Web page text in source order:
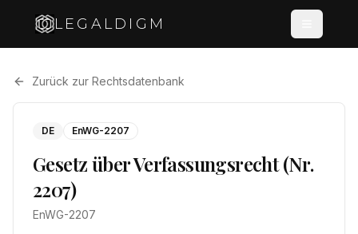
LEGALDIGM
Zurück zur Rechtsdatenbank
DE EnWG-2207
Gesetz über Verfassungsrecht (Nr.
2207)
EnWG-2207